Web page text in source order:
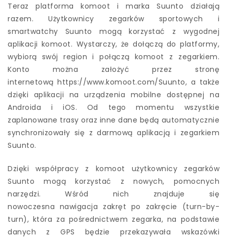
Teraz platforma komoot i marka Suunto działają
razem. Użytkownicy zegarków sportowych i
smartwatchy Suunto mogą korzystać z wygodnej
aplikacji komoot. Wystarczy, że dołączą do platformy,
wybiorą swój region i połączą komoot z zegarkiem.
Konto można założyć przez stronę
internetową https://www.komoot.com/Suunto, a także
dzięki aplikacji na urządzenia mobilne dostępnej na
Androida i iOS. Od tego momentu wszystkie
zaplanowane trasy oraz inne dane będą automatycznie
synchronizowały się z darmową aplikacją i zegarkiem
Suunto.
Dzięki współpracy z komoot użytkownicy zegarków
Suunto mogą korzystać z nowych, pomocnych
narzędzi. Wśród nich znajduje się
nowoczesna nawigacja zakręt po zakręcie (turn-by-
turn), która za pośrednictwem zegarka, na podstawie
danych z GPS będzie przekazywała wskazówki